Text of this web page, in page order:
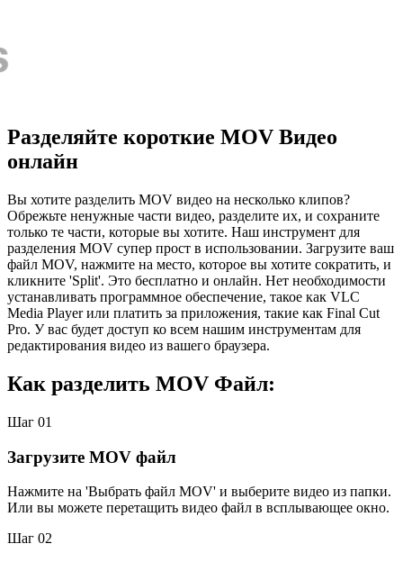
Разделяйте короткие MOV Видео
онлайн
Вы хотите разделить MOV видео на несколько клипов?
Обрежьте ненужные части видео, разделите их, и сохраните
только те части, которые вы хотите. Наш инструмент для
разделения MOV супер прост в использовании. Загрузите ваш
файл MOV, нажмите на место, которое вы хотите сократить, и
кликните 'Split'. Это бесплатно и онлайн. Нет необходимости
устанавливать программное обеспечение, такое как VLC
Media Player или платить за приложения, такие как Final Cut
Pro. У вас будет доступ ко всем нашим инструментам для
редактирования видео из вашего браузера.
Как разделить MOV Файл:
Шаг 01
Загрузите MOV файл
Нажмите на 'Выбрать файл MOV' и выберите видео из папки.
Или вы можете перетащить видео файл в всплывающее окно.
Шаг 02